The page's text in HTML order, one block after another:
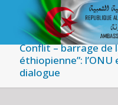
Conflit – barrage de
éthiopienne”:
dialogue